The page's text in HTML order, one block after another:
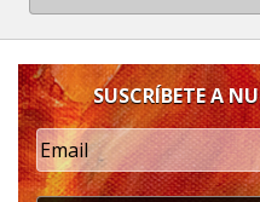
SUSCRÍBETE A